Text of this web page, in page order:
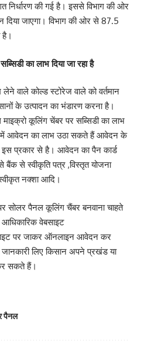
निर्धारण की गई है। इससे विभाग की ओर
जाएगा। विभाग की ओर से 87.5
है।
का लाभ दिया जा रहा है
वाले कोल्ड स्टोरेज वाले को वर्तमान
के उत्पादन का भंडारण करना है।
कूलिंग चेंबर पर सब्सिडी का लाभ
आवेदन का लाभ उठा सकते हैं आवेदन के
प्रकार से है। आवेदन का पैन कार्ड
बैंक से स्वीकृति पत्र ,विस्तृत योजना
नक्शा आदि।
सोलर पैनल कूलिंग चैंबर बनवाना चाहते
आधिकारिक वेबसाइट
पर जाकर ऑनलाइन आवेदन कर
लिए किसान अपने प्रखंड या
सकते हैं।
पैनल